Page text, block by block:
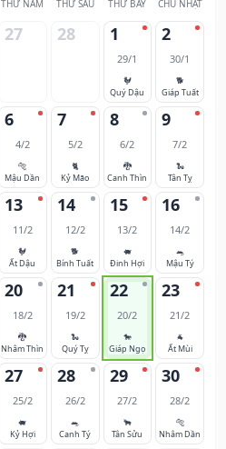
THỨ NĂM THỨ SÁU THỨ BẢY CHỦ NHẬT
27 28 1
29/1
🐓
Quý Dậu
2
30/1
🐕
Giáp Tuất
6
4/2
🐅
Mậu Dần
7
5/2
🐈
Kỷ Mão
8
6/2
🐉
Canh Thìn
9
7/2
🐍
Tân Tỵ
13
11/2
🐓
Ất Dậu
14
12/2
🐕
Bính Tuất
15
13/2
🐖
Đinh Hợi
16
14/2
🐀
Mậu Tý
20
18/2
🐉
Nhâm Thìn
21
19/2
🐍
Quý Tỵ
22
20/2
🐎
Giáp Ngọ
23
21/2
🐐
Ất Mùi
27
25/2
🐖
Kỷ Hợi
28
26/2
🐀
Canh Tý
29
27/2
🐂
Tân Sửu
30
28/2
🐅
Nhâm Dần